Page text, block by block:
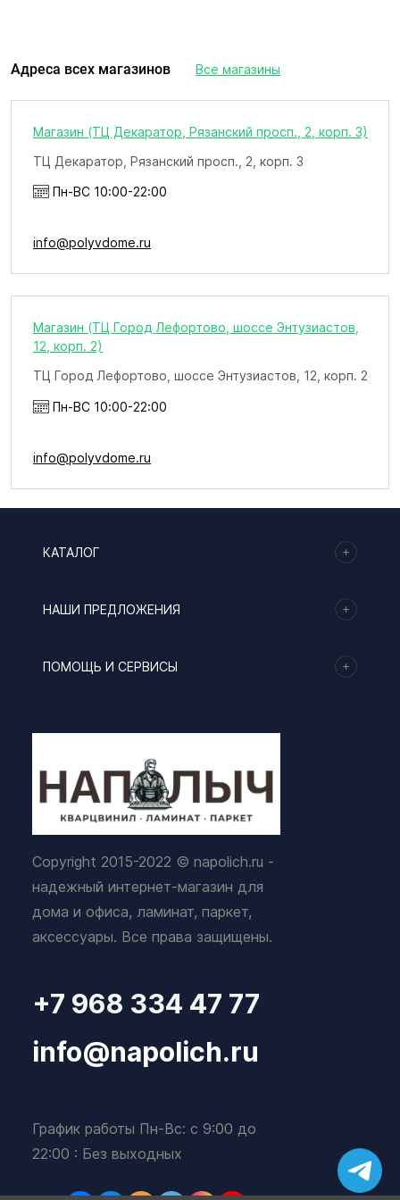
Адреса всех магазинов Все магазины
Магазин (ТЦ Декаратор, Рязанский просп., 2, корп. 3)
ТЦ Декаратор, Рязанский просп., 2, корп. 3
Пн-ВС 10:00-22:00
info@polyvdome.ru
Магазин (ТЦ Город Лефортово, шоссе Энтузиастов,
12, корп. 2)
ТЦ Город Лефортово, шоссе Энтузиастов, 12, корп. 2
Пн-ВС 10:00-22:00
info@polyvdome.ru
КАТАЛОГ
НАШИ ПРЕДЛОЖЕНИЯ
ПОМОЩЬ И СЕРВИСЫ
Copyright 2015-2022 © napolich.ru -
надежный интернет-магазин для
дома и офиса, ламинат, паркет,
аксессуары. Все права защищены.
+7 968 334 47 77
info@napolich.ru
График работы Пн-Вс: с 9:00 до
22:00 : Без выходных